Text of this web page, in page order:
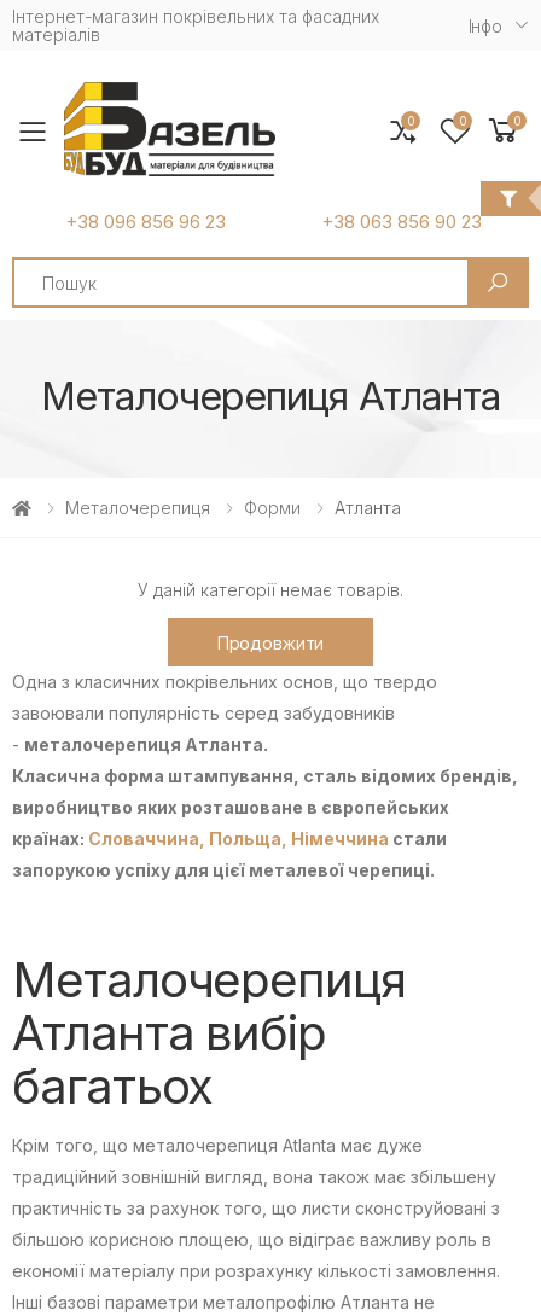
Інтернет-магазин покрівельних та фасадних
матеріалів
Iнфо
Toggle mobile menu
+38 096 856 96 23 +38 063 856 90 23
Search
0 0 0
Металочерепиця Атланта
Металочерепиця Форми Атланта
У даній категорії немає товарів.
Продовжити
Одна з класичних покрівельних основ, що твердо
завоювали популярність серед забудовників
- металочерепиця Атланта.
Класична форма штампування, сталь відомих брендів,
виробництво яких розташоване в європейських
країнах: Словаччина, Польща, Німеччина стали
запорукою успіху для цієї металевої черепиці.
Металочерепиця
Атланта вибір
багатьох
Крім того, що металочерепиця Atlanta має дуже
традиційний зовнішній вигляд, вона також має збільшену
практичність за рахунок того, що листи сконструйовані з
більшою корисною площею, що відіграє важливу роль в
економії матеріалу при розрахунку кількості замовлення.
Інші базові параметри металопрофілю Атланта не